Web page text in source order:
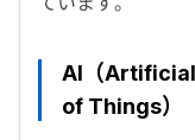
AI（
of Things）